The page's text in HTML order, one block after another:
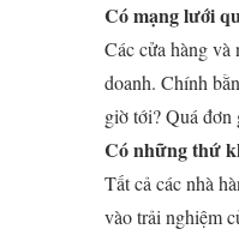
Có mạng lưới
Các cửa hàng
doanh. Chính
giờ tới? Quá
Có những thứ
Tất cả các nhà
vào trải nghiệm